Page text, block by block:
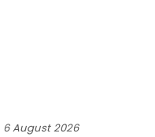
6 August 2026